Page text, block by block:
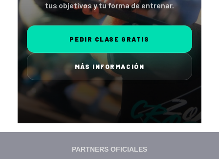
tus objetivos y tu forma de entrenar.
PEDIR CLASE GRATIS
MÁS INFORMACIÓN
PARTNERS OFICIALES